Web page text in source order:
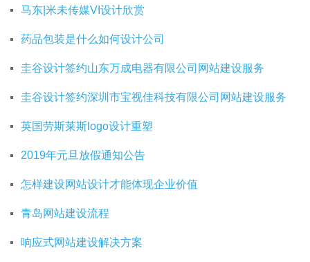
马东|米未传媒VI设计欣赏
药品包装是什么如何设计公司
圭谷设计签约山东万成电器有限公司网站建设服务
圭谷设计签约深圳市宝视佳科技有限公司网站建设服务
英国劳斯莱斯logo设计重塑
2019年元旦放假通知公告
怎样建设网站设计才能体现企业价值
青岛网站建设流程
响应式网站建设解决方案